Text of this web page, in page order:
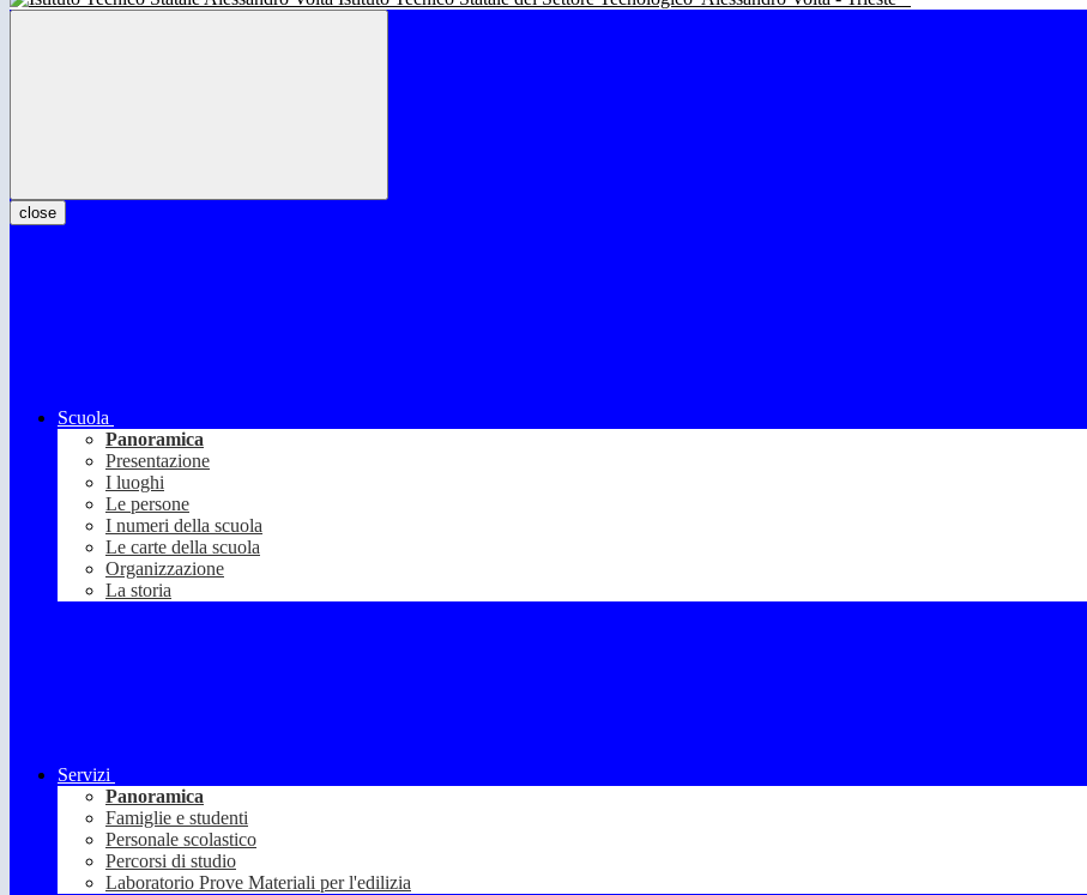
close
Scuola
Panoramica
Presentazione
I luoghi
Le persone
I numeri della scuola
Le carte della scuola
Organizzazione
La storia
Servizi
Panoramica
Famiglie e studenti
Personale scolastico
Percorsi di studio
Laboratorio Prove Materiali per l'edilizia